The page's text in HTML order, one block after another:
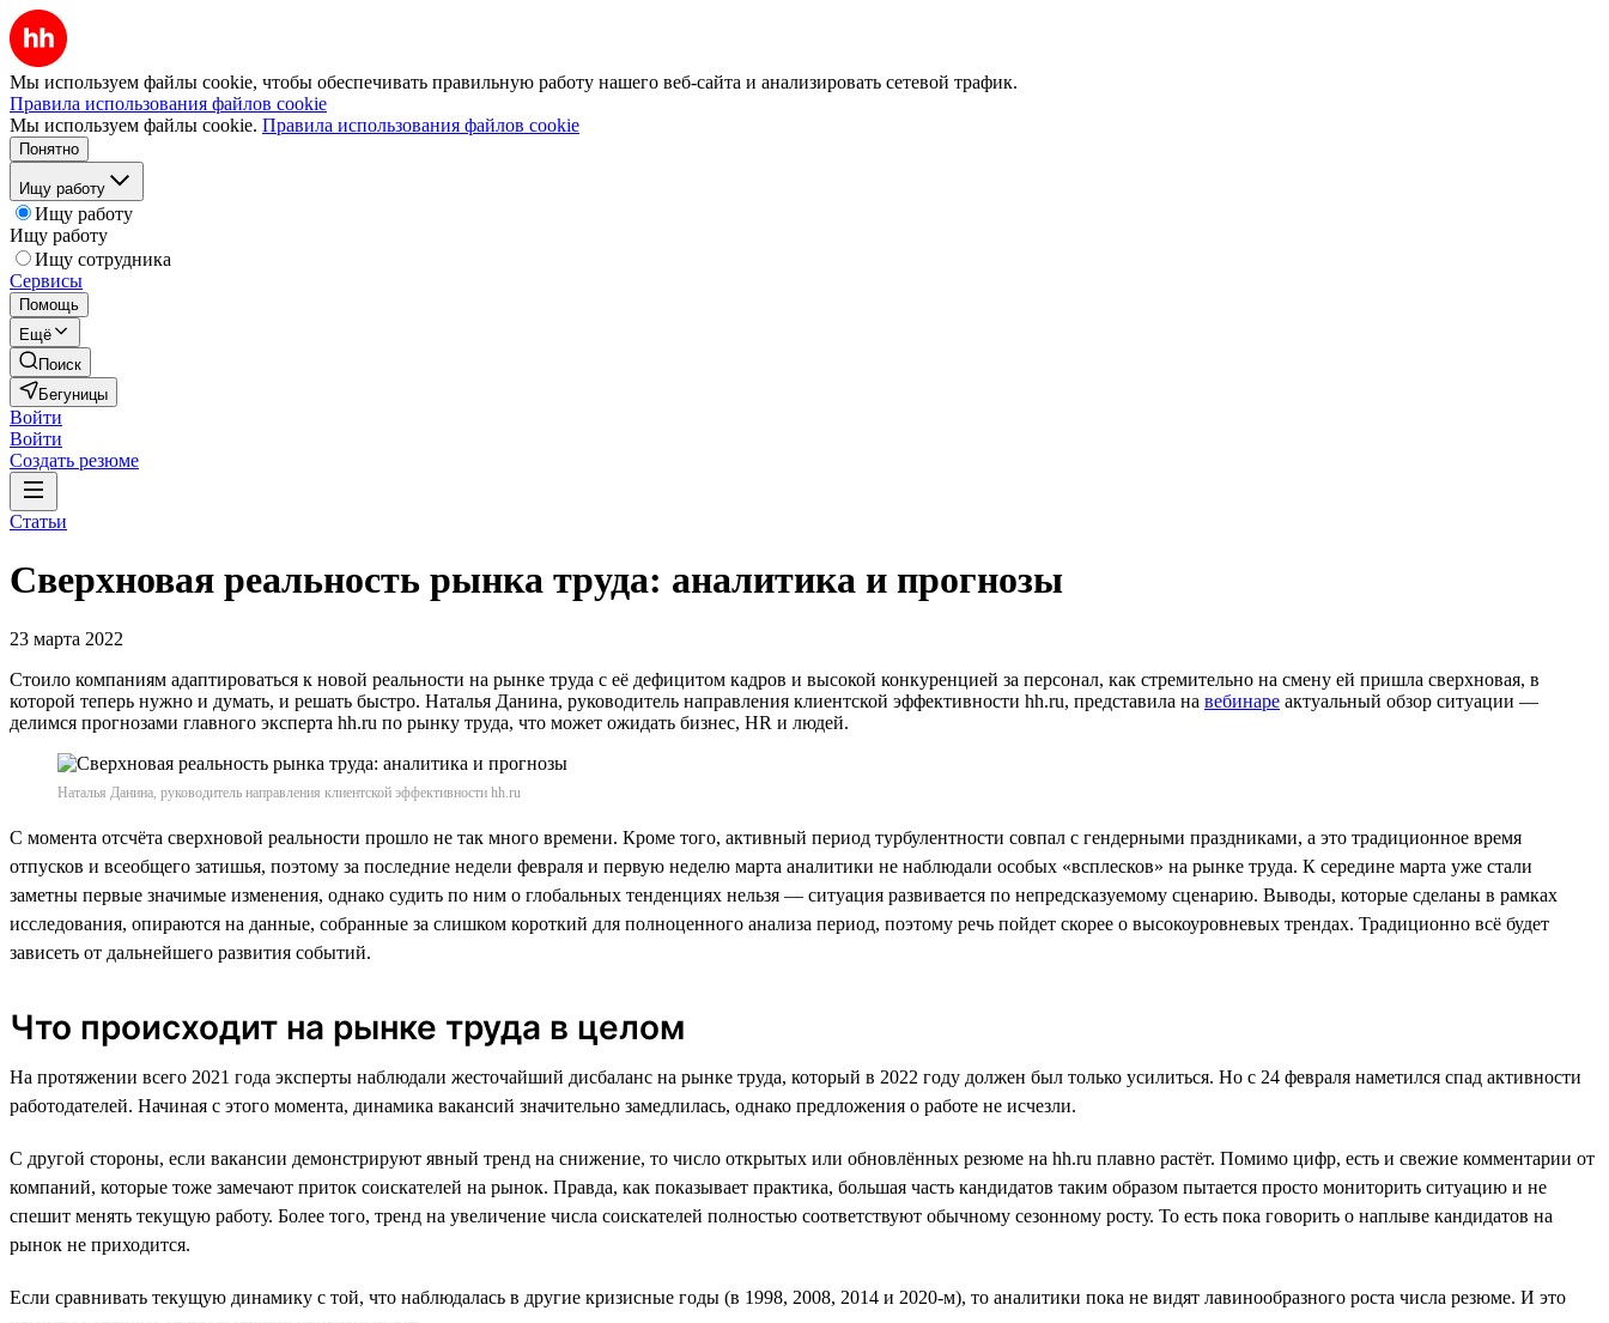
Мы используем файлы cookie, чтобы обеспечивать правильную работу нашего веб-сайта и анализировать сетевой трафик.
Правила использования файлов cookie
Мы используем файлы cookie. Правила использования файлов cookie
Понятно
Ищу работу
Ищу работу
Ищу работу
Ищу сотрудника
Сервисы
Помощь
Ещё
Поиск
Бегуницы
Войти
Войти
Создать резюме
Статьи
Сверхновая реальность рынка труда: аналитика и прогнозы
23 марта 2022
Стоило компаниям адаптироваться к новой реальности на рынке труда с её дефицитом кадров и высокой конкуренцией за персонал, как стремительно на смену ей пришла сверхновая, в
которой теперь нужно и думать, и решать быстро. Наталья Данина, руководитель направления клиентской эффективности hh.ru, представила на вебинаре актуальный обзор ситуации —
делимся прогнозами главного эксперта hh.ru по рынку труда, что может ожидать бизнес, HR и людей.
Наталья Данина, руководитель направления клиентской эффективности hh.ru
С момента отсчёта сверхновой реальности прошло не так много времени. Кроме того, активный период турбулентности совпал с гендерными праздниками, а это традиционное время
отпусков и всеобщего затишья, поэтому за последние недели февраля и первую неделю марта аналитики не наблюдали особых «всплесков» на рынке труда. К середине марта уже стали
заметны первые значимые изменения, однако судить по ним о глобальных тенденциях нельзя — ситуация развивается по непредсказуемому сценарию. Выводы, которые сделаны в рамках
исследования, опираются на данные, собранные за слишком короткий для полноценного анализа период, поэтому речь пойдет скорее о высокоуровневых трендах. Традиционно всё будет
зависеть от дальнейшего развития событий.
Что происходит на рынке труда в целом
На протяжении всего 2021 года эксперты наблюдали жесточайший дисбаланс на рынке труда, который в 2022 году должен был только усилиться. Но с 24 февраля наметился спад активности
работодателей. Начиная с этого момента, динамика вакансий значительно замедлилась, однако предложения о работе не исчезли.
С другой стороны, если вакансии демонстрируют явный тренд на снижение, то число открытых или обновлённых резюме на hh.ru плавно растёт. Помимо цифр, есть и свежие комментарии от
компаний, которые тоже замечают приток соискателей на рынок. Правда, как показывает практика, большая часть кандидатов таким образом пытается просто мониторить ситуацию и не
спешит менять текущую работу. Более того, тренд на увеличение числа соискателей полностью соответствуют обычному сезонному росту. То есть пока говорить о наплыве кандидатов на
рынок не приходится.
Если сравнивать текущую динамику с той, что наблюдалась в другие кризисные годы (в 1998, 2008, 2014 и 2020-м), то аналитики пока не видят лавинообразного роста числа резюме. И это